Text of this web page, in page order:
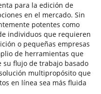
para la edición de
en el mercado. Sin
potentes como
individuos que requieren
o pequeñas empresas
de herramientas que
flujo de trabajo basado
multipropósito que
en línea sea más fluida